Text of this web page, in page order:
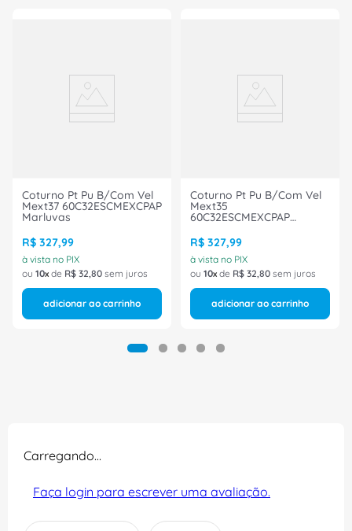
Coturno Pt Pu B/Com Vel
Mext37 60C32ESCMEXCPAP
Marluvas
R$ 327,99
à vista no PIX
ou 10 de R$ 32,80 sem juros
adicionar ao carrinho
Coturno Pt Pu B/Com Vel
Mext35
60C32ESCMEXCPAP
R$ 327,99
à vista no PIX
ou 10 de R$ 32,80 sem juros
adicionar ao carrinho
Carregando…
Faça login para escrever uma avaliação.